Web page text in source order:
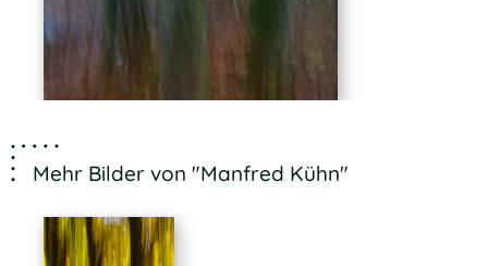
Mehr Bilder von "Manfred Kühn"